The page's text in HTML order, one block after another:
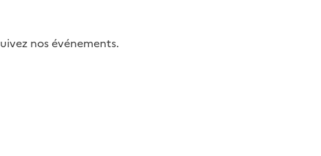
nos événements.